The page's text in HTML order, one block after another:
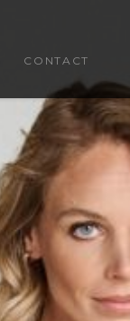
CONTACT